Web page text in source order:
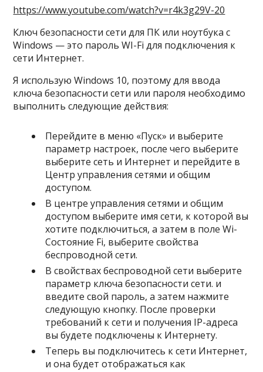
https://www.youtube.com/watch?v=r4k3g29V-20
Ключ безопасности сети для ПК или ноутбука с
Windows — это пароль WI-Fi для подключения к
сети Интернет.
Я использую Windows 10, поэтому для ввода
ключа безопасности сети или пароля необходимо
выполнить следующие действия:
Перейдите в меню «Пуск» и выберите
параметр настроек, после чего выберите
выберите сеть и Интернет и перейдите в
Центр управления сетями и общим
доступом.
В центре управления сетями и общим
доступом выберите имя сети, к которой вы
хотите подключиться, а затем в поле Wi-
Состояние Fi, выберите свойства
беспроводной сети.
В свойствах беспроводной сети выберите
параметр ключа безопасности сети. и
введите свой пароль, а затем нажмите
следующую кнопку. После проверки
требований к сети и получения IP-адреса
вы будете подключены к Интернету.
Теперь вы подключитесь к сети Интернет,
и она будет отображаться как